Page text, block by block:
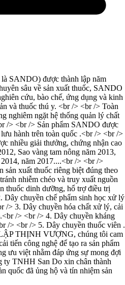
SANDO) được thành lập năm
sâu về sản xuất thuốc, SANDO
cứu, bào chế, ứng dụng và kinh
và thuốc thú y. <br /> <br /> Toàn
nghiêm ngặt hệ thống quản lý chất
/> <br /> Sản phẩm SANDO được
hành trên toàn quốc .<br /> <br />
nhiều giải thưởng, chứng nhận cao
Sao vàng tam nông năm 2013,
năm 2017....<br /> <br />
sản xuất thuốc riêng biệt đúng theo
nhiễm chéo và truy xuất nguồn
thuốc dinh dưỡng, hổ trợ điều trị
Dây chuyền chế phẩm sinh học xử lý
/> 3. Dây chuyền hóa chất xử lý, cải
/> <br /> 4. Dây chuyền kháng
/> <br /> 5. Dây chuyền thuốc viên .
THỊNH VƯỢNG, chúng tôi cam
tiến công nghệ để tạo ra sản phẩm
ưu việt nhằm đáp ứng sự mong đợi
ty TNHH San Do xin chân thành
quốc đã ủng hộ và tín nhiệm sản